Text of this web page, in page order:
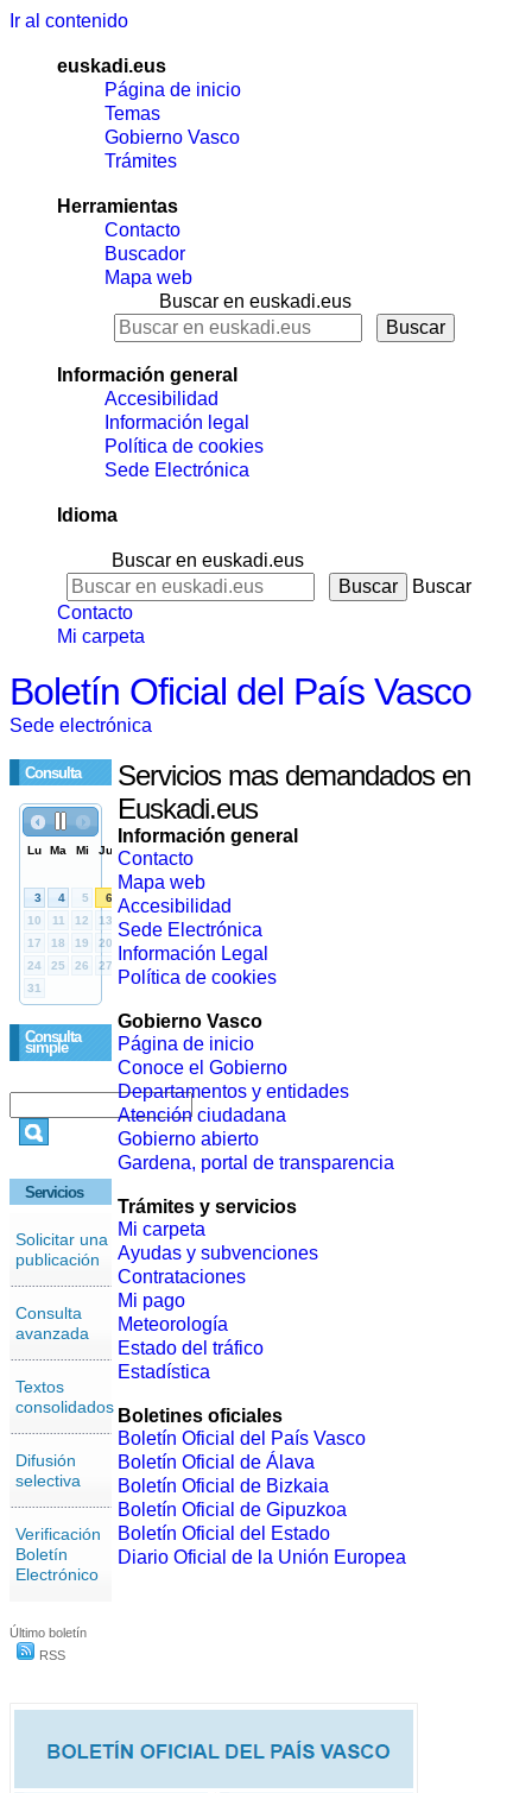
Ir al contenido
euskadi.eus
Página de inicio
Temas
Gobierno Vasco
Trámites
Herramientas
Contacto
Buscador
Mapa web
Buscar en euskadi.eus
Información general
Accesibilidad
Información legal
Política de cookies
Sede Electrónica
Idioma
Buscar en euskadi.eus
Buscar
Contacto
Mi carpeta
Boletín Oficial del País Vasco
Sede electrónica
Consulta
Consulta
simple
Servicios
Solicitar una
publicación
Consulta
avanzada
Textos
consolidados
Difusión
selectiva
Verificación
Boletín
Electrónico
Último boletín
RSS
Servicios mas demandados en
Euskadi.eus
Información general
Contacto
Mapa web
Accesibilidad
Sede Electrónica
Información Legal
Política de cookies
Gobierno Vasco
Página de inicio
Conoce el Gobierno
Departamentos y entidades
Atención ciudadana
Gobierno abierto
Gardena, portal de transparencia
Trámites y servicios
Mi carpeta
Ayudas y subvenciones
Contrataciones
Mi pago
Meteorología
Estado del tráfico
Estadística
Boletines oficiales
Boletín Oficial del País Vasco
Boletín Oficial de Álava
Boletín Oficial de Bizkaia
Boletín Oficial de Gipuzkoa
Boletín Oficial del Estado
Diario Oficial de la Unión Europea